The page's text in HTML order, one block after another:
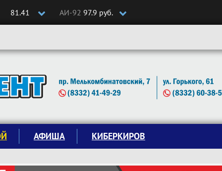
81.41 АИ-92 97.9 руб.
АФИША КИБЕРКИРОВ